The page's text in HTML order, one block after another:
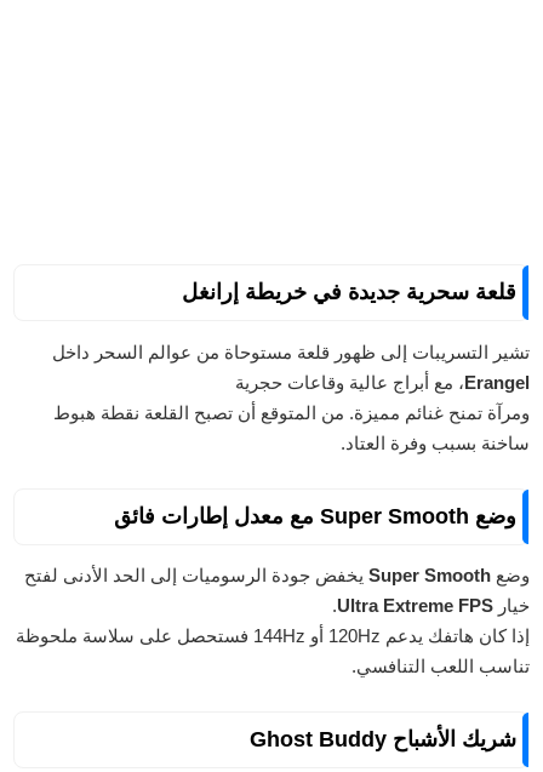
قلعة سحرية جديدة في خريطة إرانغل
تشير التسريبات إلى ظهور قلعة مستوحاة من عوالم السحر داخل
Erangel، مع أبراج عالية وقاعات حجرية
ومرآة تمنح غنائم مميزة. من المتوقع أن تصبح القلعة نقطة هبوط
ساخنة بسبب وفرة العتاد.
وضع Super Smooth مع معدل إطارات فائق
وضع Super Smooth يخفض جودة الرسوميات إلى الحد الأدنى لفتح
خيار Ultra Extreme FPS
.
إذا كان هاتفك يدعم 120Hz أو 144Hz فستحصل على سلاسة ملحوظة
تناسب اللعب التنافسي.
شريك الأشباح Ghost Buddy